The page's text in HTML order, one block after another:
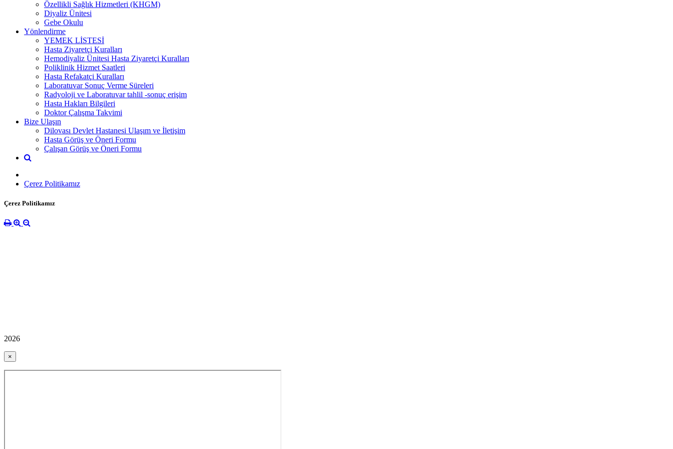
Özellikli Sağlık Hizmetleri (KHGM)
Diyaliz Ünitesi
Gebe Okulu
Yönlendirme
YEMEK LİSTESİ
Hasta Ziyaretçi Kuralları
Hemodiyaliz Ünitesi Hasta Ziyaretçi Kuralları
Poliklinik Hizmet Saatleri
Hasta Refakatçi Kuralları
Laboratuvar Sonuç Verme Süreleri
Radyoloji ve Laboratuvar tahlil -sonuç erişim
Hasta Hakları Bilgileri
Doktor Çalışma Takvimi
Bize Ulaşın
Dilovası Devlet Hastanesi Ulaşım ve İletişim
Hasta Görüş ve Öneri Formu
Çalışan Görüş ve Öneri Formu
Çerez Politikamız
Çerez Politikamız
2026
×